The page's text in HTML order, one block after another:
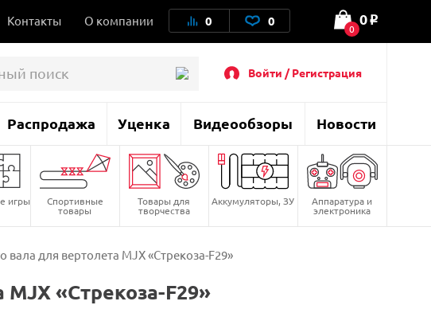
Контакты О компании 0 0 0
0 o
Войти / Регистрация
Распродажа Уценка Видеообзоры Новости
игры Спортивные
товары
Товары для
творчества
Аккумуляторы, ЗУ Аппаратура и
электроника
вала для вертолета MJX «Стрекоза-F29»
«Стрекоза-F29»